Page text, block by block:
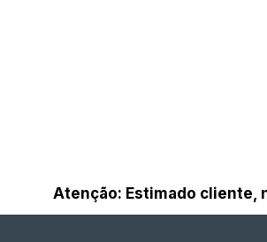
Atenção: Estimado cliente,